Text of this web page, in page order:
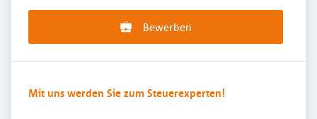
Bewerben
Mit uns werden Sie zum Steuerexperten!